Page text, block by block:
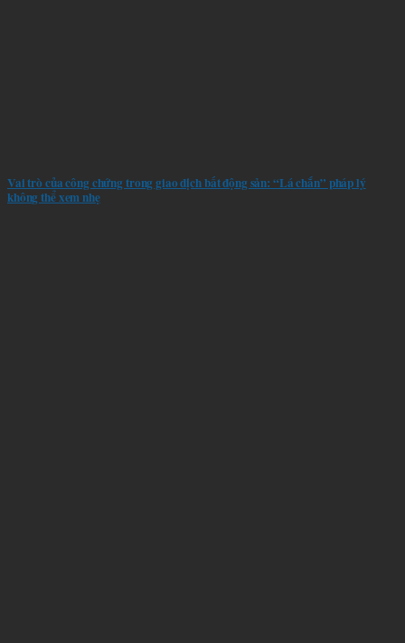
Vai trò của công chứng trong giao dịch bất động sản: “Lá chắn” pháp lý
không thể xem nhẹ